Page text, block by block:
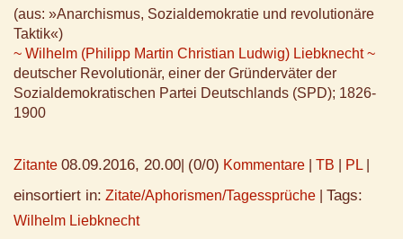
(aus: »Anarchismus, Sozialdemokratie und revolutionäre
Taktik«)
~ Wilhelm (Philipp Martin Christian Ludwig) Liebknecht ~
deutscher Revolutionär, einer der Gründerväter der
Sozialdemokratischen Partei Deutschlands (SPD); 1826-
1900
Zitante 08.09.2016, 20.00 (0/0) Kommentare TB PL
einsortiert in: Zitate/Aphorismen/Tagessprüche Tags:
Wilhelm Liebknecht